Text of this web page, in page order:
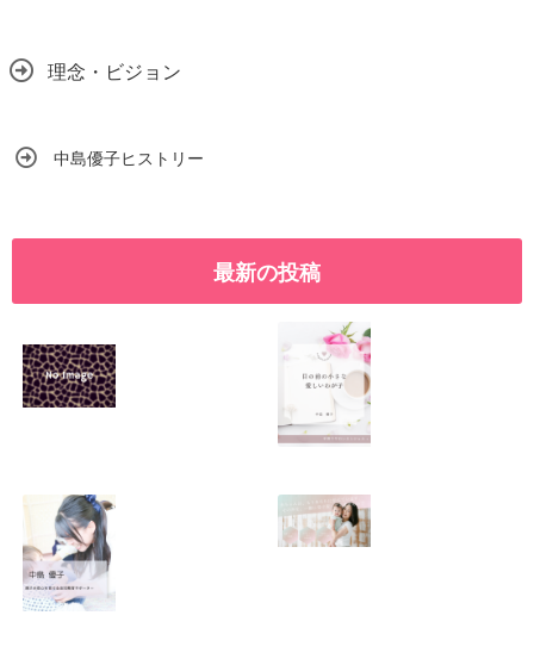
理念・ビジョン
中島優子ヒストリー
最新の投稿
2026.01.11 2026.01.08